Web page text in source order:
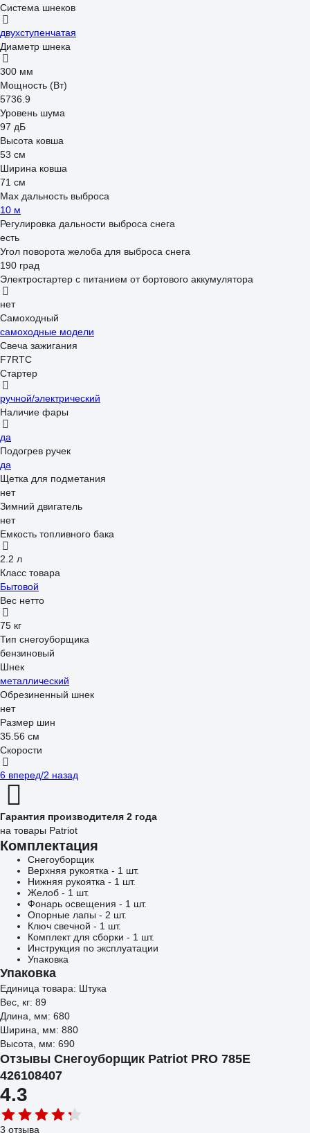
Система шнеков
двухступенчатая
Диаметр шнека
300 мм
Мощность (Вт)
5736.9
Уровень шума
97 дБ
Высота ковша
53 см
Ширина ковша
71 см
Max дальность выброса
10 м
Регулировка дальности выброса снега
есть
Угол поворота желоба для выброса снега
190 град
Электростартер с питанием от бортового аккумулятора
нет
Самоходный
самоходные модели
Свеча зажигания
F7RTC
Стартер
ручной/электрический
Наличие фары
да
Подогрев ручек
да
Щетка для подметания
нет
Зимний двигатель
нет
Емкость топливного бака
2.2 л
Класс товара
Бытовой
Вес нетто
75 кг
Тип снегоуборщика
бензиновый
Шнек
металлический
Обрезиненный шнек
нет
Размер шин
35.56 см
Скорости
6 вперед/2 назад
Гарантия производителя 2 года
на товары Patriot
Комплектация
Снегоуборщик
Верхняя рукоятка - 1 шт.
Нижняя рукоятка - 1 шт.
Желоб - 1 шт.
Фонарь освещения - 1 шт.
Опорные лапы - 2 шт.
Ключ свечной - 1 шт.
Комплект для сборки - 1 шт.
Инструкция по эксплуатации
Упаковка
Упаковка
Единица товара: Штука
Вес, кг: 89
Длина, мм: 680
Ширина, мм: 880
Высота, мм: 690
Отзывы Снегоуборщик Patriot PRO 785Е
426108407
4.3
3 отзыва